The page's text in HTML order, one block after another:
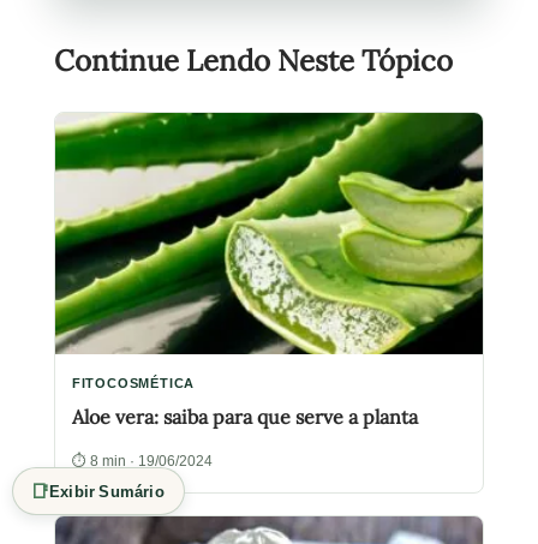
Continue Lendo Neste Tópico
FITOCOSMÉTICA
Aloe vera: saiba para que serve a planta
⏱ 8 min · 19/06/2024
📑Exibir Sumário